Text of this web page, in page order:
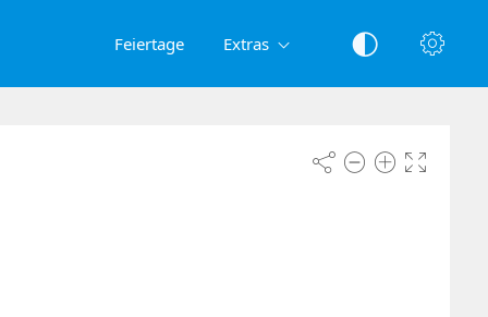
Feiertage Extras